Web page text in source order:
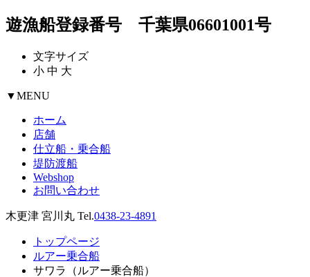
遊漁船登録番号 千葉県06601001号
文字サイズ
小 中 大
▼MENU
ホーム
店舗
仕立船・乗合船
堤防渡船
Webshop
お問い合わせ
木更津 宮川丸 Tel.0438-23-4891
トップページ
ルアー乗合船
サワラ（ルアー乗合船）